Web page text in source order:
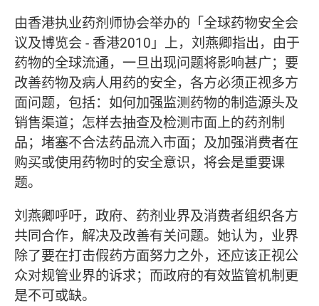
由香港执业药剂师协会举办的「全球药物安全会
议及博览会 - 香港2010」上，刘燕卿指出，由于
药物的全球流通，一旦出现问题将影响甚广；要
改善药物及病人用药的安全，各方必须正视多方
面问题，包括：如何加强监测药物的制造源头及
销售渠道；怎样去抽查及检测市面上的药剂制
品；堵塞不合法药品流入市面；及加强消费者在
购买或使用药物时的安全意识，将会是重要课
题。
刘燕卿呼吁，政府、药剂业界及消费者组织各方
共同合作，解决及改善有关问题。她认为，业界
除了要在打击假药方面努力之外，还应该正视公
众对规管业界的诉求；而政府的有效监管机制更
是不可或缺。